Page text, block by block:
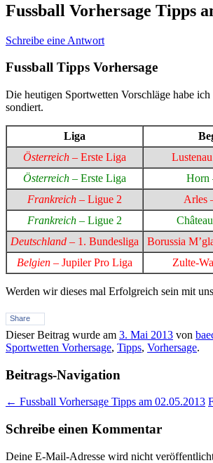
Fussball Vorhersage Tipps
Schreibe eine Antwort
Fussball Tipps Vorhersage
Die heutigen Sportwetten Vorschläge habe
sondiert.
Liga
Österreich – Erste Liga
Österreich – Erste Liga Horn
Frankreich – Ligue 2 Arles
Frankreich – Ligue 2
Deutschland – 1. Bundesliga Borussia
Belgien – Jupiler Pro Liga Zulte-
Werden wir dieses mal Erfolgreich sein mit
Share
Dieser Beitrag wurde am 3. Mai 2013 von
Sportwetten Vorhersage, Tipps, Vorhersage.
Beitrags-Navigation
← Fussball Vorhersage Tipps am 02.05.2013
Schreibe einen Kommentar
Deine E-Mail-Adresse wird nicht